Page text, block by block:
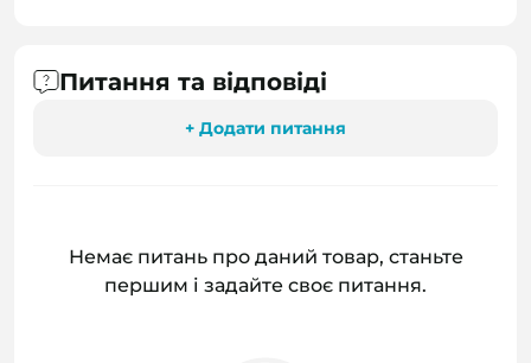
Питання та відповіді
+ Додати питання
Немає питань про даний товар, станьте
першим і задайте своє питання.